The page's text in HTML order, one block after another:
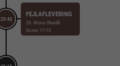
25:42
FEJLAFLEVERING
26. Mona Obaidli
Score: 11-13